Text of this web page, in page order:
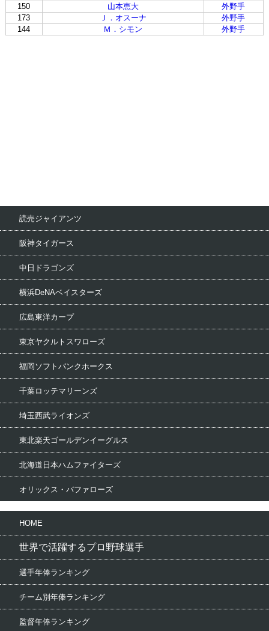
150
山本恵大
外野手
173
Ｊ．オスーナ
外野手
144
Ｍ．シモン 外野手
読売ジャイアンツ
阪神タイガース
中日ドラゴンズ
横浜DeNAベイスターズ
広島東洋カープ
東京ヤクルトスワローズ
福岡ソフトバンクホークス
千葉ロッテマリーンズ
埼玉西武ライオンズ
東北楽天ゴールデンイーグルス
北海道日本ハムファイターズ
オリックス・バファローズ
HOME
世界で活躍するプロ野球選手
選手年俸ランキング
チーム別年俸ランキング
監督年俸ランキング